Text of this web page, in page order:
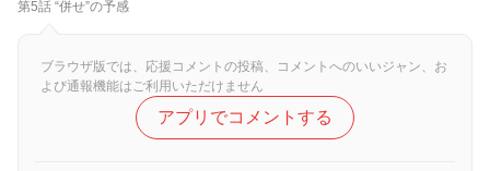
第5話 “併せ”の予感
ブラウザ版では、応援コメントの投稿、コメントへのいいジャン、お
よび通報機能はご利用いただけません
アプリでコメントする